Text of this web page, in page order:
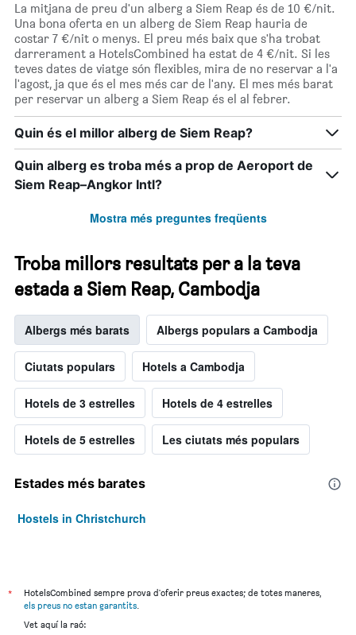
La mitjana de preu d'un alberg a Siem Reap és de 10 €/nit.
Una bona oferta en un alberg de Siem Reap hauria de
costar 7 €/nit o menys. El preu més baix que s'ha trobat
darrerament a HotelsCombined ha estat de 4 €/nit. Si les
teves dates de viatge són flexibles, mira de no reservar a l'a
l'agost, ja que és el mes més car de l'any. El mes més barat
per reservar un alberg a Siem Reap és el al febrer.
Quin és el millor alberg de Siem Reap?
Quin alberg es troba més a prop de Aeroport de
Siem Reap–Angkor Intl?
Mostra més preguntes freqüents
Troba millors resultats per a la teva
estada a Siem Reap, Cambodja
Albergs més barats Albergs populars a Cambodja
Ciutats populars Hotels a Cambodja
Hotels de 3 estrelles Hotels de 4 estrelles
Hotels de 5 estrelles Les ciutats més populars
Estades més barates
Hostels in Christchurch
*
HotelsCombined sempre prova d'oferir preus exactes; de totes maneres,
els preus no estan garantits.
Vet aquí la raó: